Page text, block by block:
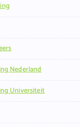
Nederland
Universiteit